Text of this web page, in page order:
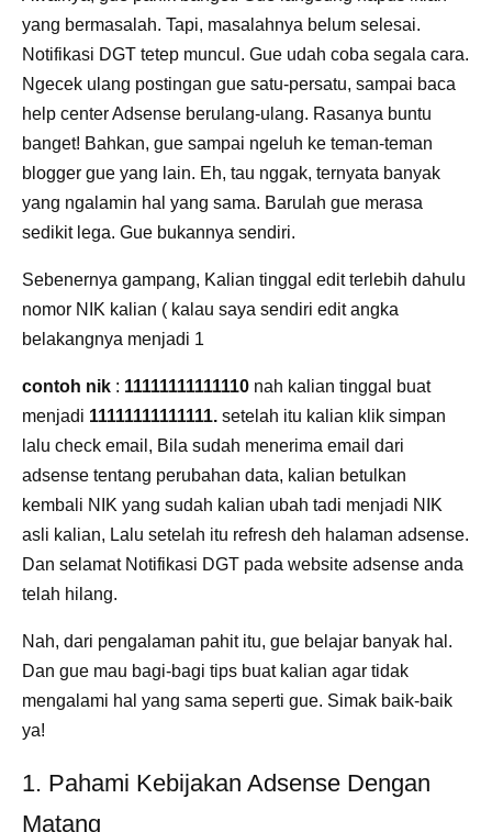
yang bermasalah. Tapi, masalahnya belum selesai.
Notifikasi DGT tetep muncul. Gue udah coba segala cara.
Ngecek ulang postingan gue satu-persatu, sampai baca
help center Adsense berulang-ulang. Rasanya buntu
banget! Bahkan, gue sampai ngeluh ke teman-teman
blogger gue yang lain. Eh, tau nggak, ternyata banyak
yang ngalamin hal yang sama. Barulah gue merasa
sedikit lega. Gue bukannya sendiri.
Sebenernya gampang, Kalian tinggal edit terlebih dahulu
nomor NIK kalian ( kalau saya sendiri edit angka
belakangnya menjadi 1
contoh nik : 11111111111110 nah kalian tinggal buat
menjadi 11111111111111. setelah itu kalian klik simpan
lalu check email, Bila sudah menerima email dari
adsense tentang perubahan data, kalian betulkan
kembali NIK yang sudah kalian ubah tadi menjadi NIK
asli kalian, Lalu setelah itu refresh deh halaman adsense.
Dan selamat Notifikasi DGT pada website adsense anda
telah hilang.
Nah, dari pengalaman pahit itu, gue belajar banyak hal.
Dan gue mau bagi-bagi tips buat kalian agar tidak
mengalami hal yang sama seperti gue. Simak baik-baik
ya!
1. Pahami Kebijakan Adsense Dengan
Matang